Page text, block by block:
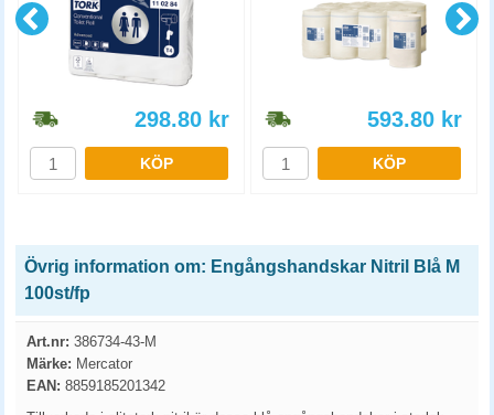
298.80 kr
KÖP
593.80 kr
KÖP
Övrig information om: Engångshandskar Nitril Blå M
100st/fp
Art.nr: 386734-43-M
Märke: Mercator
EAN: 8859185201342